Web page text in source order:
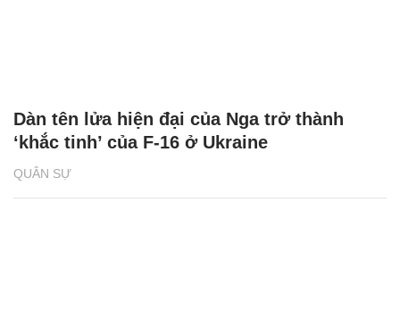
QUÂN SỰ
Dàn tên lửa hiện đại của Nga trở thành
‘khắc tinh’ của F-16 ở Ukraine